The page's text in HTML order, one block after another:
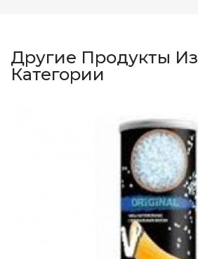
Другие Продукты Из
Категории